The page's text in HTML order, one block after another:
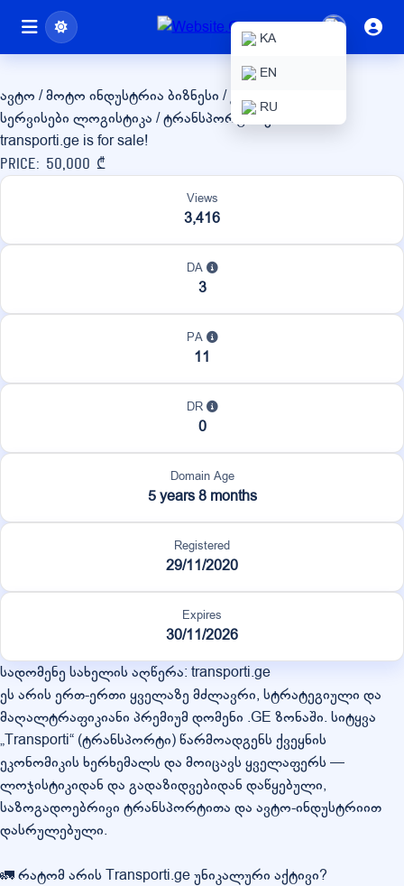
KA
EN
RU
transporti.ge
ავტო / მოტო ინდუსტრია ბიზნესი / კორპორაციული
სერვისები ლოგისტიკა / ტრანსპორტირება
transporti.ge is for sale!
Price: 50,000 ₾
Views
3,416
DA
3
PA
11
DR
0
Domain Age
5 years 8 months
Registered
29/11/2020
Expires
30/11/2026
სადომენე სახელის აღწერა: transporti.ge
ეს არის ერთ-ერთი ყველაზე მძლავრი, სტრატეგიული და
მაღალტრაფიკიანი პრემიუმ დომენი .GE ზონაში. სიტყვა
„Transporti“ (ტრანსპორტი) წარმოადგენს ქვეყნის
ეკონომიკის ხერხემალს და მოიცავს ყველაფერს —
ლოჯისტიკიდან და გადაზიდვებიდან დაწყებული,
საზოგადოებრივი ტრანსპორტითა და ავტო-ინდუსტრიით
დასრულებული.
🚛 რატომ არის Transporti.ge უნიკალური აქტივი?